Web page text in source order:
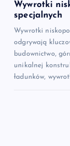
Wywrotki
specjalnych
Wywrotki
odgrywają
budownictwo,
unikalnej
ładunków,